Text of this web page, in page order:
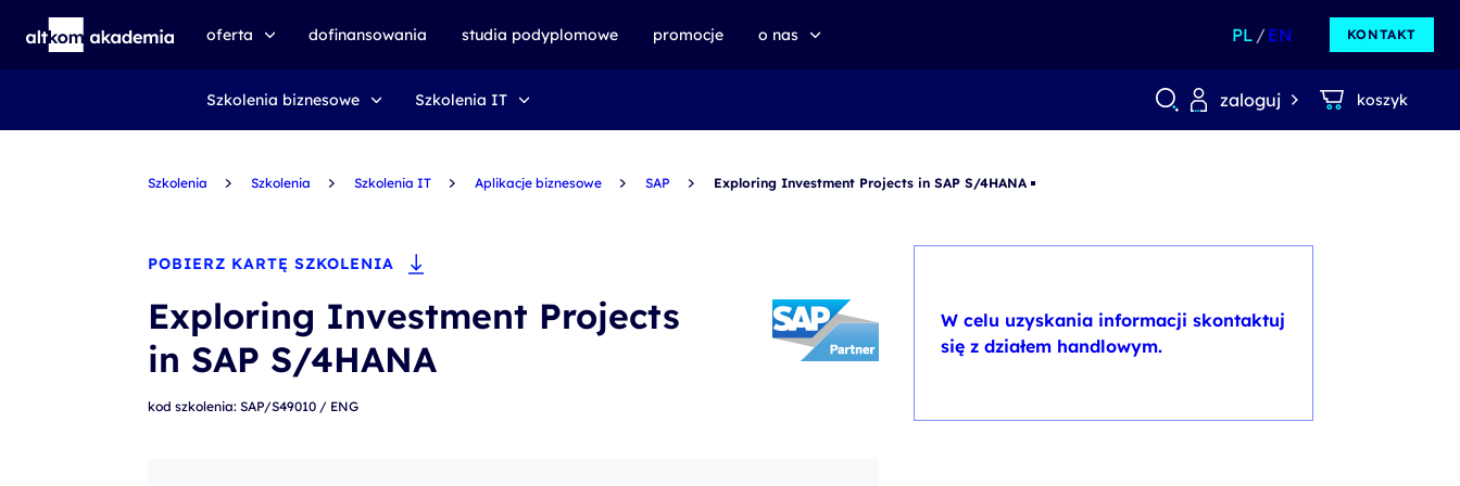
oferta
speexx
certyfikat DMI
AI First
szkolenia VR
szkolenia NIS2
szkolenia dla edukacji
szkolenia dla produkcji
dofinansowania studia podyplomowe promocje o nas PL EN KONTAKT
Szkolenia biznesowe Szkolenia IT zaloguj koszyk
Szkolenia Szkolenia Szkolenia IT Aplikacje biznesowe SAP Exploring Investment Projects in SAP S/4HANA
POBIERZ KARTĘ SZKOLENIA
Exploring Investment Projects
in SAP S/4HANA
kod szkolenia: SAP/S49010 / ENG
W celu uzyskania informacji skontaktuj
się z działem handlowym.